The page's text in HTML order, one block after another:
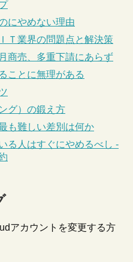
にやめない理由
Ｔ業界の問題点と解決策
商売、多重下請にあらず
ことに無理がある
グ）の鍛え方
も難しい差別は何か
る人はすぐにやめるべし -
アカウントを変更する方